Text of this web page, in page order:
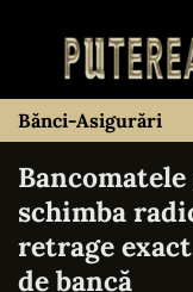
Bănci-Asigurări
schimba
retrage
de bancă